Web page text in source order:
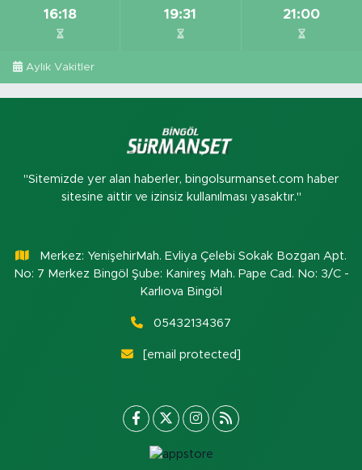
16:18 19:31 21:00
Aylık Vakitler
"Sitemizde yer alan haberler, bingolsurmanset.com haber
sitesine aittir ve izinsiz kullanılması yasaktır."
Merkez: YenişehirMah. Evliya Çelebi Sokak Bozgan Apt.
No: 7 Merkez Bingöl Şube: Kanireş Mah. Pape Cad. No: 3/C -
Karlıova Bingöl
05432134367
[email protected]